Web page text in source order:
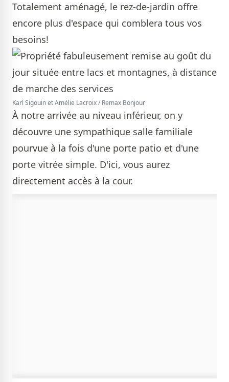
Totalement aménagé, le rez-de-jardin offre
encore plus d'espace qui comblera tous vos
besoins!
Karl Sigouin et Amélie Lacroix / Remax Bonjour
À notre arrivée au niveau inférieur, on y
découvre une sympathique salle familiale
pourvue à la fois d'une porte patio et d'une
porte vitrée simple. D'ici, vous aurez
directement accès à la cour.